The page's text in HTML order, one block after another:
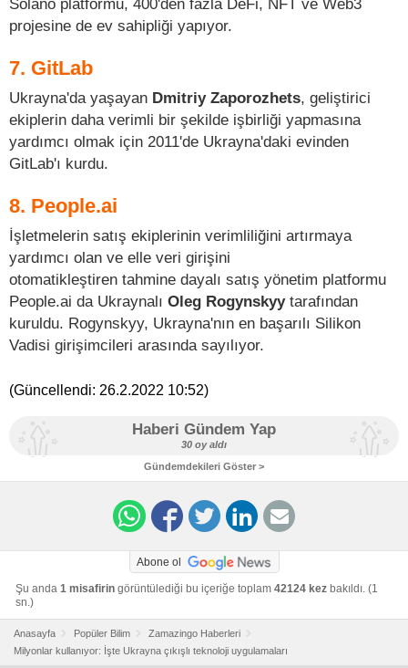
Solano platformu, 400'den fazla DeFi, NFT ve Web3
projesine de ev sahipliği yapıyor.
7. GitLab
Ukrayna'da yaşayan Dmitriy Zaporozhets, geliştirici
ekiplerin daha verimli bir şekilde işbirliği yapmasına
yardımcı olmak için 2011'de Ukrayna'daki evinden
GitLab'ı kurdu.
8. People.ai
İşletmelerin satış ekiplerinin verimliliğini artırmaya
yardımcı olan ve elle veri girişini
otomatikleştiren tahmine dayalı satış yönetim platformu
People.ai da Ukraynalı Oleg Rogynskyytarafından
kuruldu. Rogynskyy, Ukrayna'nın en başarılı Silikon
Vadisi girişimcileri arasında sayılıyor.
(Güncellendi: 26.2.2022 10:52)
Haberi Gündem Yap
30 oy aldı
Gündemdekileri Göster >
Abone ol
Şu anda 1 misafirin görüntülediği bu içeriğe toplam 42124 kez bakıldı. (1
sn.)
Anasayfa Popüler Bilim
Zamazingo Haberleri
Milyonlar kullanıyor: İşte Ukrayna çıkışlı teknoloji uygulamaları